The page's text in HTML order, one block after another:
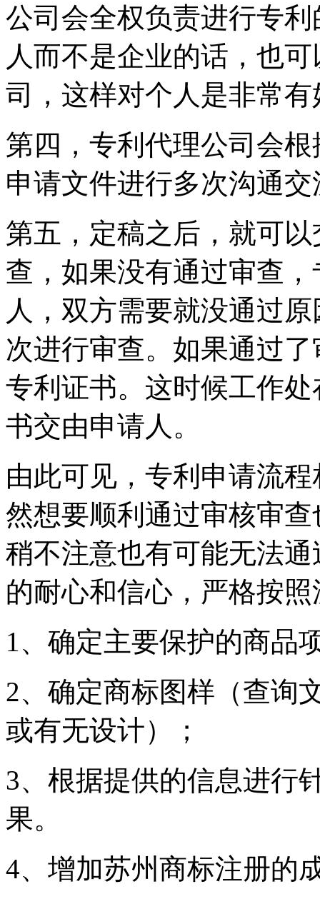
公司会全权负责进行专
人而不是企业的话，也
司，这样对个人是非常
第四，专利代理公司会
申请文件进行多次沟通
第五，定稿之后，就可
查，如果没有通过审查
人，双方需要就没通过
次进行审查。如果通过
专利证书。这时候工作
书交由申请人。
由此可见，专利申请流
然想要顺利通过审核审
稍不注意也有可能无法
的耐心和信心，严格按
1、确定主要保护的商品
2、确定商标图样（查询
或有无设计）；
3、根据提供的信息进行
果。
4、增加苏州商标注册的